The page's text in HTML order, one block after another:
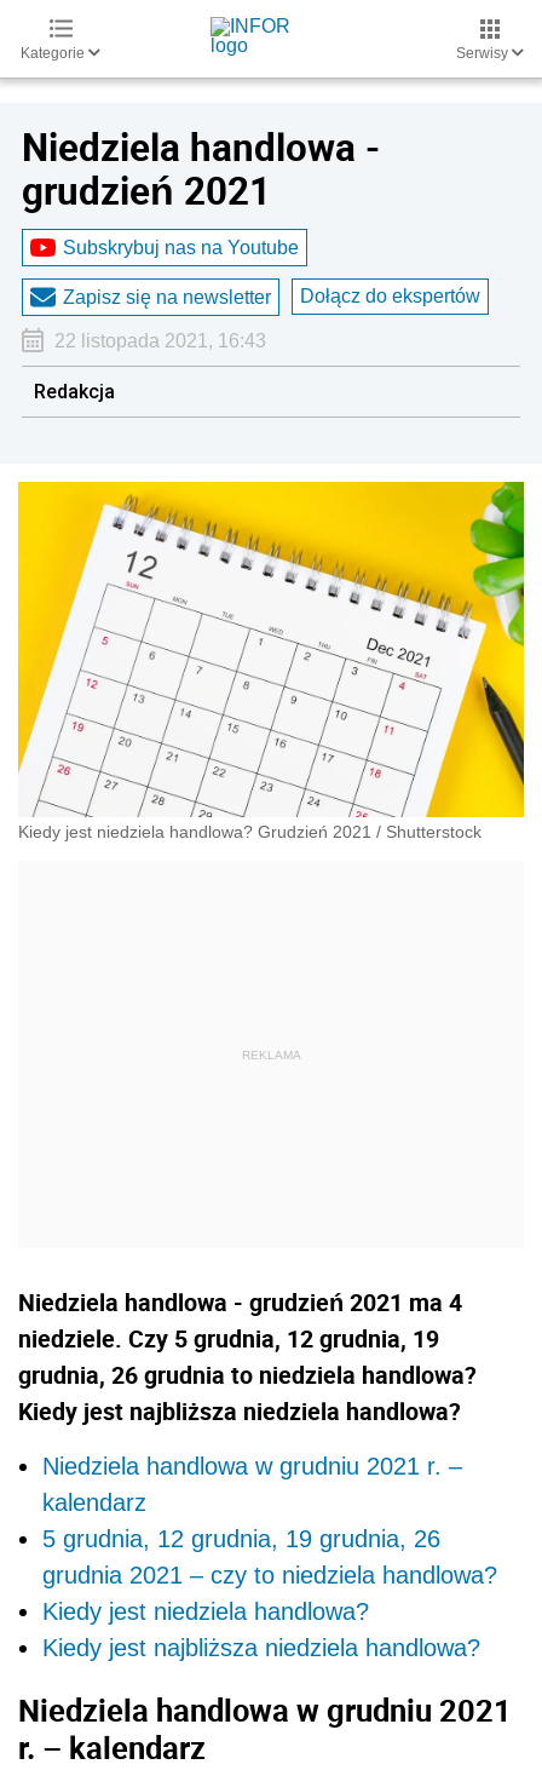
Kategorie Serwisy
Niedziela handlowa -
grudzień 2021
Subskrybuj nas na Youtube
Zapisz się na newsletter Dołącz do ekspertów
22 listopada 2021, 16:43
Redakcja
Kiedy jest niedziela handlowa? Grudzień 2021 / Shutterstock
Niedziela handlowa - grudzień 2021 ma 4
niedziele. Czy 5 grudnia, 12 grudnia, 19
grudnia, 26 grudnia to niedziela handlowa?
Kiedy jest najbliższa niedziela handlowa?
Niedziela handlowa w grudniu 2021 r. –
kalendarz
5 grudnia, 12 grudnia, 19 grudnia, 26
grudnia 2021 – czy to niedziela handlowa?
Kiedy jest niedziela handlowa?
Kiedy jest najbliższa niedziela handlowa?
Niedziela handlowa w grudniu 2021
r. – kalendarz